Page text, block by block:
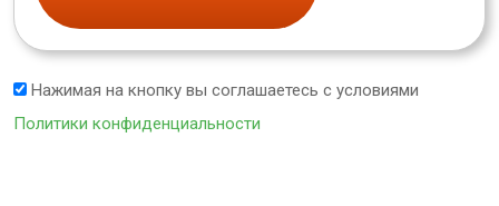
Нажимая на кнопку вы соглашаетесь с условиями
Политики конфиденциальности